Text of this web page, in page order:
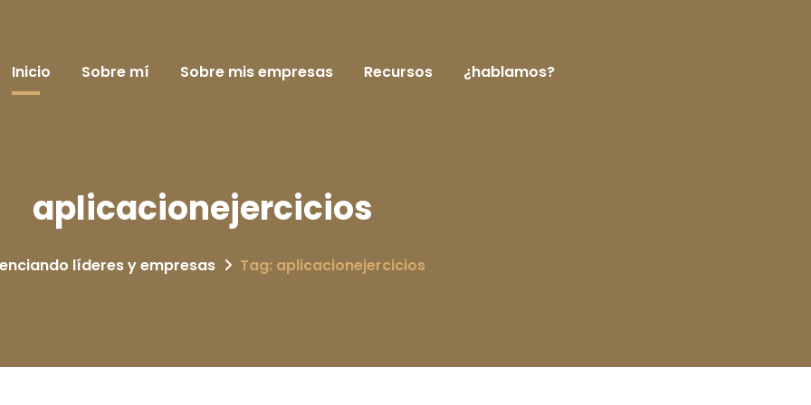
Inicio Sobre mí Sobre mis empresas Recursos ¿hablamos?
aplicacionejercicios
líderes y empresas Tag: aplicacionejercicios